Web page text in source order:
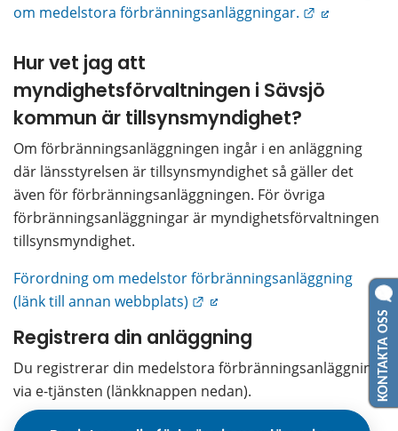
om medelstora förbränningsanläggningar.
Länk till
Hur vet jag att
myndighetsförvaltningen i Sävsjö
kommun är tillsynsmyndighet?
Om förbränningsanläggningen ingår i en anläggning
där länsstyrelsen är tillsynsmyndighet så gäller det
även för förbränningsanläggningen. För övriga
förbränningsanläggningar är myndighetsförvaltningen
tillsynsmyndighet.
Förordning om medelstor förbränningsanläggning
(länk till annan webbplats)
Länk till annan webbplats.
Registrera din anläggning
Du registrerar din medelstora förbränningsanläggning
via e-tjänsten (länkknappen nedan).
KONTAKTA OSS